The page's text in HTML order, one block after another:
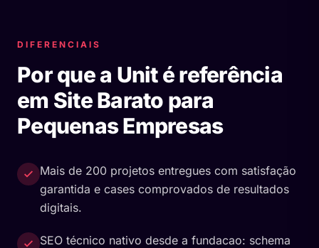
DIFERENCIAIS
Por que a Unit é referência
em Site Barato para
Pequenas Empresas
Mais de 200 projetos entregues com satisfação
garantida e cases comprovados de resultados
digitais.
SEO técnico nativo desde a fundacao: schema